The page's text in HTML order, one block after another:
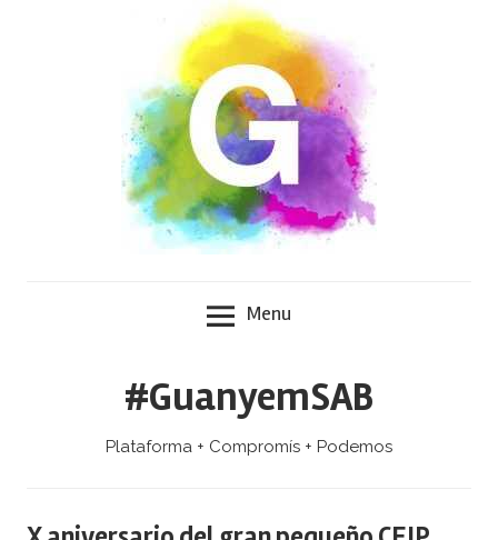
Menu
#GuanyemSAB
Plataforma + Compromís + Podemos